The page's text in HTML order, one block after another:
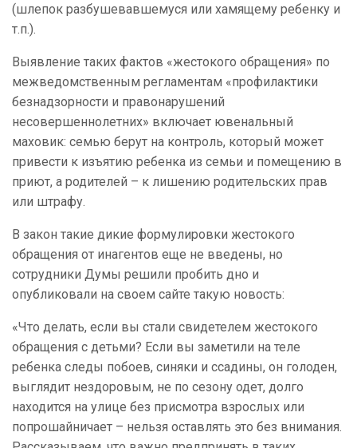
(шлепок разбушевавшемуся или хамящему ребенку и
т.п.).
Выявление таких фактов «жестокого обращения» по
межведомственным регламентам «профилактики
безнадзорности и правонарушений
несовершеннолетних» включает ювенальный
маховик: семью берут на контроль, который может
привести к изъятию ребенка из семьи и помещению в
приют, а родителей – к лишению родительских прав
или штрафу.
В закон такие дикие формулировки жестокого
обращения от инагентов еще не введены, но
сотрудники Думы решили пробить дно и
опубликовали на своем сайте такую новость:
«Что делать, если вы стали свидетелем жестокого
обращения с детьми? Если вы заметили на теле
ребенка следы побоев, синяки и ссадины, он голоден,
выглядит нездоровым, не по сезону одет, долго
находится на улице без присмотра взрослых или
попрошайничает – нельзя оставлять это без внимания.